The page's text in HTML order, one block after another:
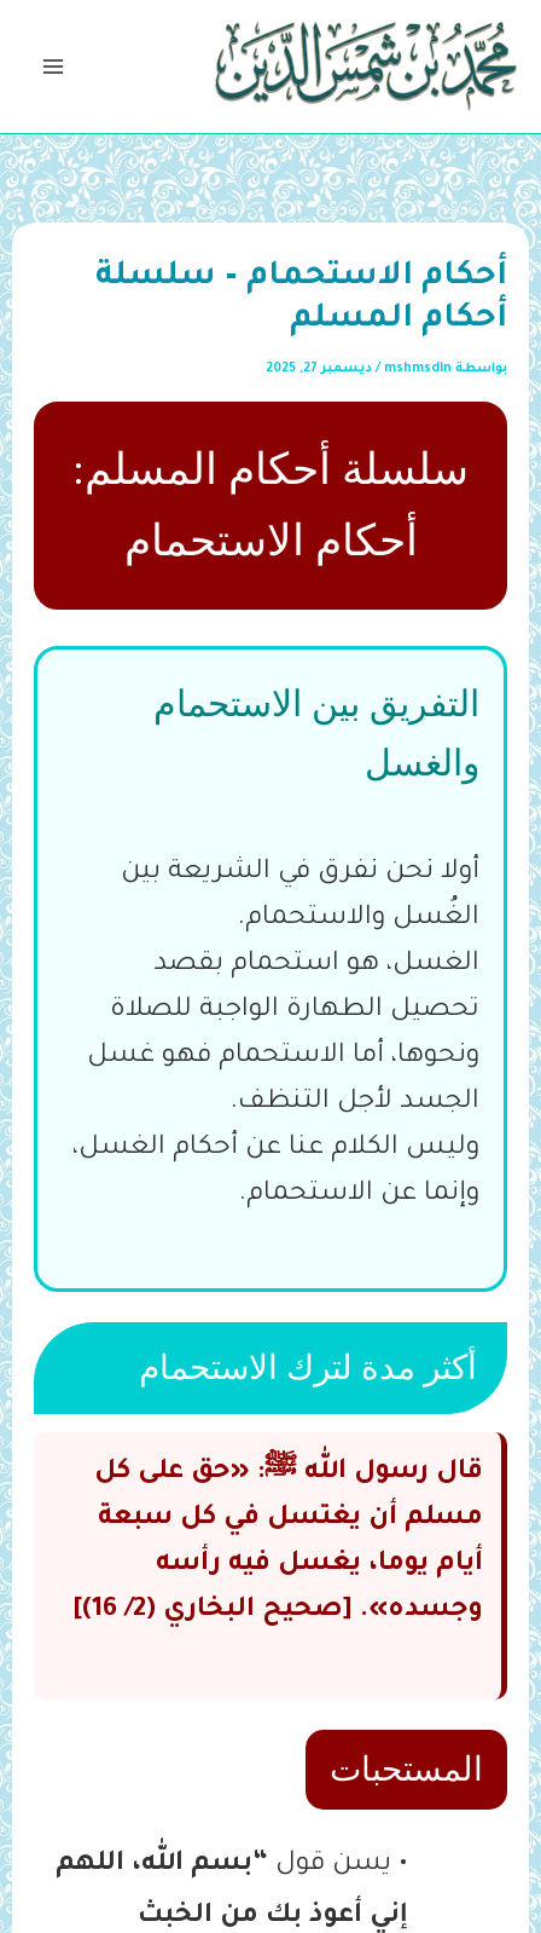
تخطي
المحتوى
أحكام الاستحمام – سلسلة
أحكام المسلم
بواسطة mshmsdin
/ ديسمبر 27, 2025
سلسلة أحكام المسلم:
أحكام الاستحمام
التفريق بين الاستحمام
والغسل
أولا نحن نفرق في الشريعة بين
الغُسل والاستحمام.
الغسل، هو استحمام بقصد
تحصيل الطهارة الواجبة للصلاة
ونحوها، أما الاستحمام فهو غسل
الجسد لأجل التنظف.
وليس الكلام عنا عن أحكام الغسل،
وإنما عن الاستحمام.
أكثر مدة لترك الاستحمام
قال رسول الله ﷺ: «‌حق ‌على ‌كل
‌مسلم ‌أن ‌يغتسل ‌في ‌كل ‌سبعة
‌أيام يوما، يغسل فيه رأسه
وجسده». [صحيح البخاري (2/ 16)]
المستحبات
• يسن قول “بسم الله، اللهم
إني أعوذ بك من الخبث